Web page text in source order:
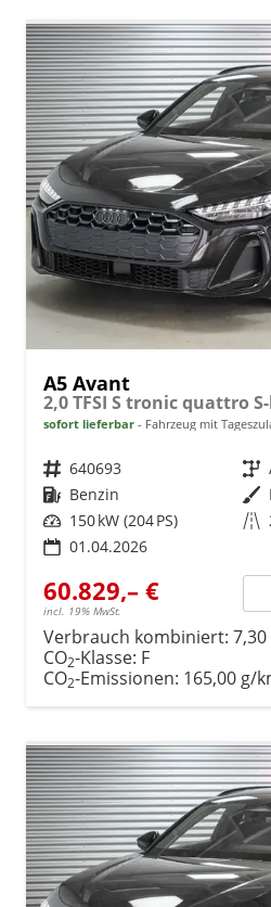
A5 Avant
2,0 TFSI S tronic quattro
sofort lieferbar Fahrzeug mit
Fahrzeugnr. 640693 Getriebe
Kraftstoff Benzin Außenfarbe
Leistung 150 kW (204 PS) Kilometerstand
01.04.2026
60.829,– €
incl. 19% MwSt.
Verbrauch kombiniert:
CO2-Klasse: F
CO2-Emissionen: 165,00 g/